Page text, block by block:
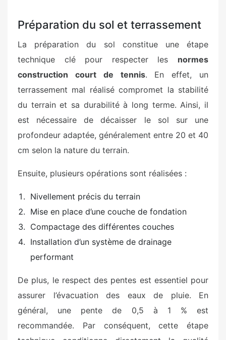
Préparation du sol et terrassement
La préparation du sol constitue une étape
technique clé pour respecter les normes
construction court de tennis. En effet, un
terrassement mal réalisé compromet la stabilité
du terrain et sa durabilité à long terme. Ainsi, il
est nécessaire de décaisser le sol sur une
profondeur adaptée, généralement entre 20 et 40
cm selon la nature du terrain.
Ensuite, plusieurs opérations sont réalisées :
Nivellement précis du terrain
Mise en place d’une couche de fondation
Compactage des différentes couches
Installation d’un système de drainage
performant
De plus, le respect des pentes est essentiel pour
assurer l’évacuation des eaux de pluie. En
général, une pente de 0,5 à 1 % est
recommandée. Par conséquent, cette étape